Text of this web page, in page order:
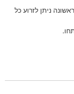
ניתן לזרוע כל